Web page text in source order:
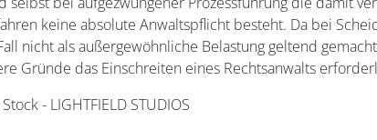
keine absolute Anwaltspflicht besteht. Da bei
nicht als außergewöhnliche Belastung geltend
Gründe das Einschreiten eines Rechtsanwalts
- LIGHTFIELD STUDIOS